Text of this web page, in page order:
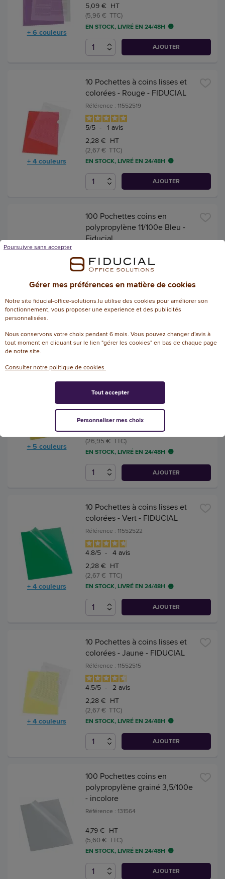
+ 6 couleurs
5,09 € HT
(5,96 € TTC)
EN STOCK, LIVRÉ EN 24/48H
AJOUTER
+ 4 couleurs
10 Pochettes à coins lisses et
colorées - Rouge - FIDUCIAL
Référence : 11552519
5/5 - 1 avis
2,28 € HT
(2,67 € TTC)
EN STOCK, LIVRÉ EN 24/48H
AJOUTER
+ 5 couleurs
100 Pochettes coins en
polypropylène 11/100e Bleu -
Fiducial
5/5- 2avis
23,03 € HT
EN STOCK, LIVRÉ EN 24/48H
+ 5 couleurs
polypropylène 11/100e Jaune -
Fiducial
Référence : 11552415
5/5- 1avis
23,03 € HT
(26,95 € TTC)
EN STOCK, LIVRÉ EN 24/48H
AJOUTER
+ 4 couleurs
10 Pochettes à coins lisses et
colorées - Vert - FIDUCIAL
Référence : 11552522
4.8/5 - 4 avis
2,28 € HT
(2,67 € TTC)
EN STOCK, LIVRÉ EN 24/48H
AJOUTER
+ 4 couleurs
10 Pochettes à coins lisses et
colorées - Jaune - FIDUCIAL
Référence : 11552515
4.5/5 - 2 avis
2,28 € HT
(2,67 € TTC)
EN STOCK, LIVRÉ EN 24/48H
AJOUTER
100 Pochettes coins en
polypropylène grainé 3,5/100e
- incolore
Référence : 131564
4,79 € HT
(5,60 € TTC)
EN STOCK, LIVRÉ EN 24/48H
AJOUTER
Gérer mes préférences en matière de cookies
Notre site fiducial-office-solutions.lu utilise des cookies pour améliorer son
fonctionnement, vous proposer une experience et des publicités
personnalisées.
Nous conservons votre choix pendant 6 mois. Vous pouvez changer d'avis à
tout moment en cliquant sur le lien "gérer les cookies" en bas de chaque page
de notre site.
Consulter notre politique de cookies
Poursuivre sans accepter
Personnaliser mes choix
Tout accepter